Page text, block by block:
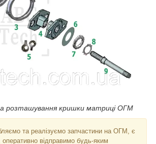
кришки матриці ОГМ
та реалізуємо запчастини на ОГМ, є
оперативно відправимо будь-яким